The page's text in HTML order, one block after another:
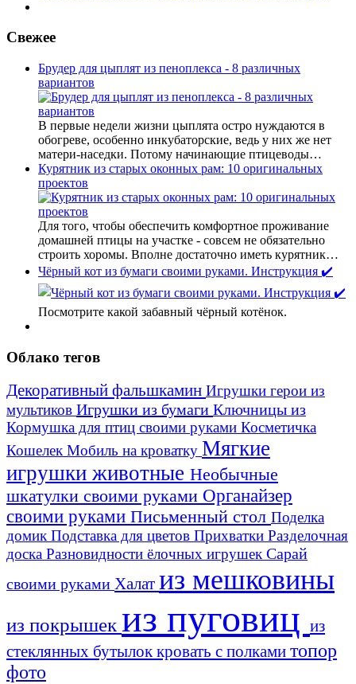
Свежее
Брудер для цыплят из пеноплекса - 8 различных
вариантов
В первые недели жизни цыплята остро нуждаются в
обогреве, особенно инкубаторские, ведь у них же нет
матери-наседки. Потому начинающие птицеводы…
Курятник из старых оконных рам: 10 оригинальных
проектов
Для того, чтобы обеспечить комфортное проживание
домашней птицы на участке - совсем не обязательно
строить хоромы. Вполне достаточно иметь курятник…
Чёрный кот из бумаги своими руками. Инструкция ✔️
Посмотрите какой забавный чёрный котёнок.
Облако тегов
Декоративный фальшкамин Игрушки герои из
мультиков Игрушки из бумаги Ключницы из
Кормушка для птиц своими руками Косметичка
КошелекМобиль на кроватку Мягкие
игрушки животные Необычные
шкатулки своими руками Органайзер
своими руками Письменный стол Поделка
домикПодставка для цветов Прихватки Разделочная
доска Разновидности ёлочных игрушекСарай
своими руками Халат из мешковины
из покрышек из пуговиц из
стеклянных бутылоккровать с полками топор
фото